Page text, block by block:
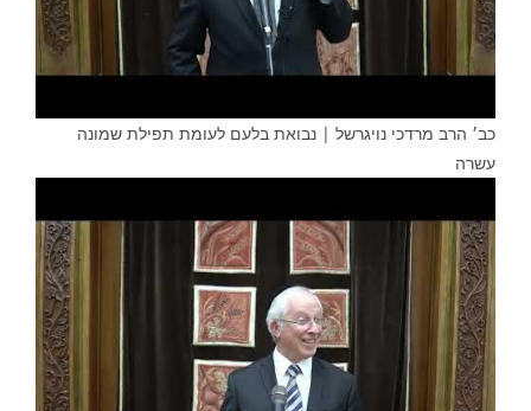
כב׳ הרב מרדכי נויגרשל | נבואת בלעם לעומת תפילת שמונה
עשרה